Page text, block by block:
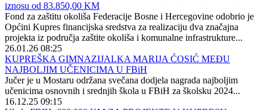
iznosu od 83.850,00 KM
Fond za zaštitu okoliša Federacije Bosne i Hercegovine odobrio je
Općini Kupres financijska sredstva za realizaciju dva značajna
projekta iz područja zaštite okoliša i komunalne infrastrukture...
26.01.26 08:25
KUPREŠKA GIMNAZIJALKA MARIJA ĆOSIĆ MEĐU
NAJBOLJIM UČENICIMA U FBiH
Jučer je u Mostaru održana svečana dodjela nagrada najboljim
učenicima osnovnih i srednjih škola u FBiH za školsku 2024...
16.12.25 09:15